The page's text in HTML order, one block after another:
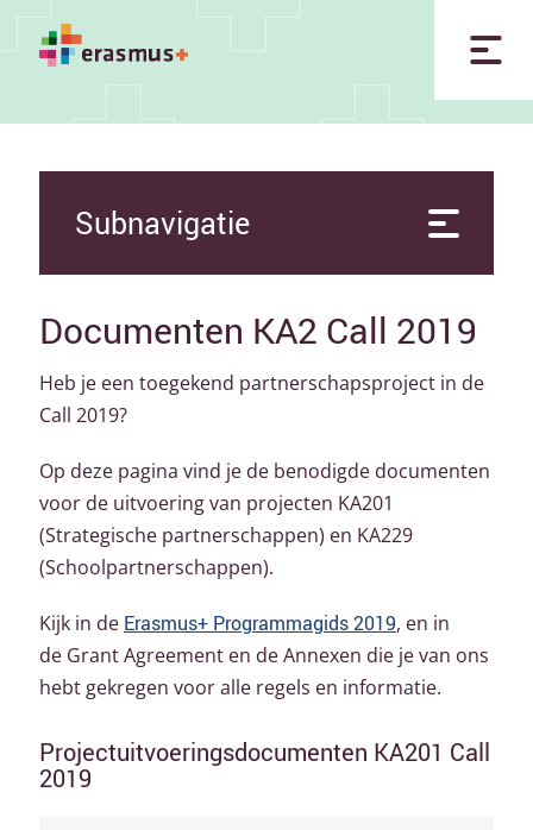
Subnavigatie
Documenten KA2 Call 2019
Heb je een toegekend partnerschapsproject in de
Call 2019?
Op deze pagina vind je de benodigde documenten
voor de uitvoering van projecten KA201
(Strategische partnerschappen) en KA229
(Schoolpartnerschappen).
Kijk in de Erasmus+ Programmagids 2019, en in
de Grant Agreement en de Annexen die je van ons
hebt gekregen voor alle regels en informatie.
Projectuitvoeringsdocumenten KA201 Call
2019